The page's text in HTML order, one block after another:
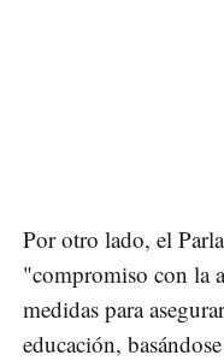
Por otro lado, el
"compromiso con la
medidas para
educación,